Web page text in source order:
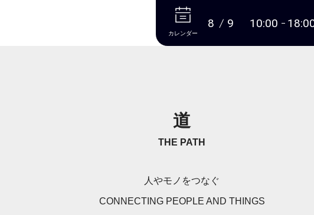
本文へ
カレンダー
8 9 10:00
道
THE PATH
人やモノをつなぐ
CONNECTING PEOPLE AND THINGS